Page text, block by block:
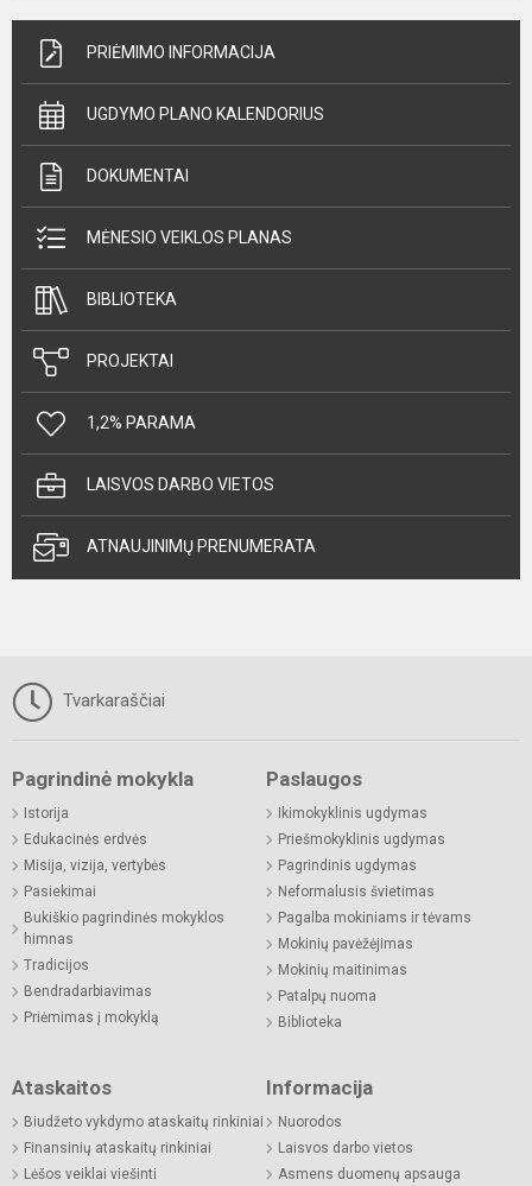
PRIĖMIMO INFORMACIJA
UGDYMO PLANO KALENDORIUS
DOKUMENTAI
MĖNESIO VEIKLOS PLANAS
BIBLIOTEKA
PROJEKTAI
1,2% PARAMA
LAISVOS DARBO VIETOS
ATNAUJINIMŲ PRENUMERATA
Tvarkaraščiai
Pagrindinė mokykla
Istorija
Edukacinės erdvės
Misija, vizija, vertybės
Pasiekimai
Bukiškio pagrindinės mokyklos
himnas
Tradicijos
Bendradarbiavimas
Priėmimas į mokyklą
Paslaugos
Ikimokyklinis ugdymas
Priešmokyklinis ugdymas
Pagrindinis ugdymas
Neformalusis švietimas
Pagalba mokiniams ir tėvams
Mokinių pavėžėjimas
Mokinių maitinimas
Patalpų nuoma
Biblioteka
Ataskaitos
Biudžeto vykdymo ataskaitų rinkiniai
Finansinių ataskaitų rinkiniai
Lėšos veiklai viešinti
Informacija
Nuorodos
Laisvos darbo vietos
Asmens duomenų apsauga